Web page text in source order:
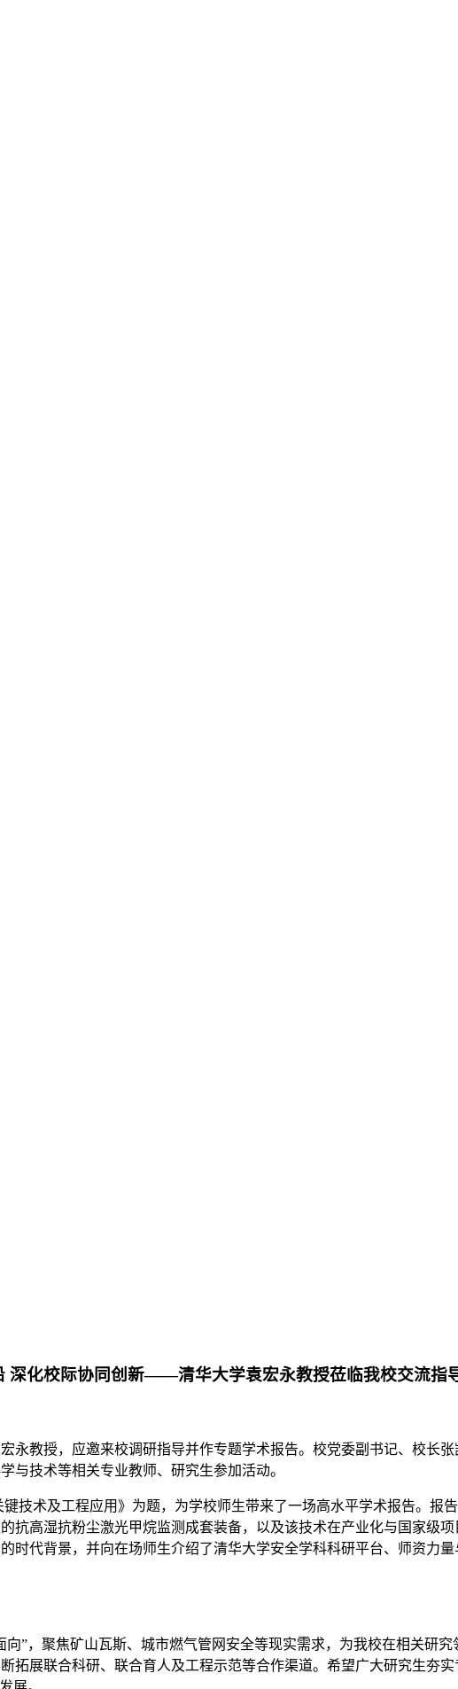
深化校际协同创新——清华大学袁宏永教授莅临我校交流指
永教授，应邀来校调研指导并作专题学术报告。校党委副书记、校长
与技术等相关专业教师、研究生参加活动。
技术及工程应用》为题，为学校师生带来了一场高水平学术报告。报
抗高湿抗粉尘激光甲烷监测成套装备，以及该技术在产业化与国家级
时代背景，并向在场师生介绍了清华大学安全学科科研平台、师资力量
”，聚焦矿山瓦斯、城市燃气管网安全等现实需求，为我校在相关研
拓展联合科研、联合育人及工程示范等合作渠道。希望广大研究生夯